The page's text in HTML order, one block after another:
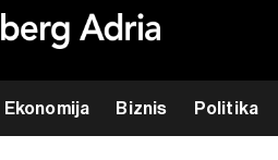
Ekonomija Biznis Politika